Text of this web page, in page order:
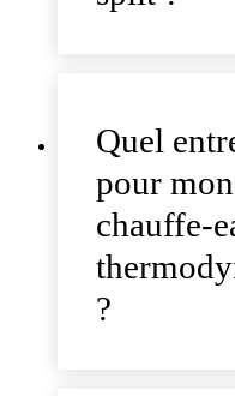
Quel
pour mon
chauffe-
?